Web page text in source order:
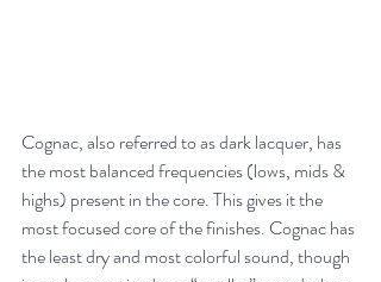
Cognac, also referred to as dark lacquer, has
the most balanced frequencies (lows, mids &
highs) present in the core. This gives it the
most focused core of the finishes. Cognac has
the least dry and most colorful sound, though